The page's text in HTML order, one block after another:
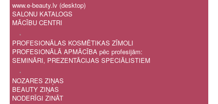
www.e-beauty.lv (desktop)
SALONU KATALOGS
MĀCĪBU CENTRI
.
PROFESIONĀLAS KOSMĒTIKAS ZĪMOLI
PROFESIONĀLĀ APMĀCĪBA pēc profesijām:
SEMINĀRI, PREZENTĀCIJAS SPECIĀLISTIEM
.
NOZARES ZIŅAS
BEAUTY ZIŅAS
NODERĪGI ZINĀT